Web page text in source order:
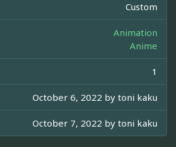
Custom
Animation
Anime
1
October 6, 2022 by toni kaku
October 7, 2022 by toni kaku